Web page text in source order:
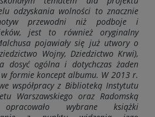
odzyskania wolności to znacznie
przewodni niż podboje i
jest to również oryginalny
pojawiały się już utwory o
Wojny, Dziedzictwo Krwi),
dosyć ogólna i dotychczas żaden
formie koncept albumu. W 2013 r.
współpracy z Biblioteką Instytutu
Warszawskiego oraz Radomską
wybrane książki